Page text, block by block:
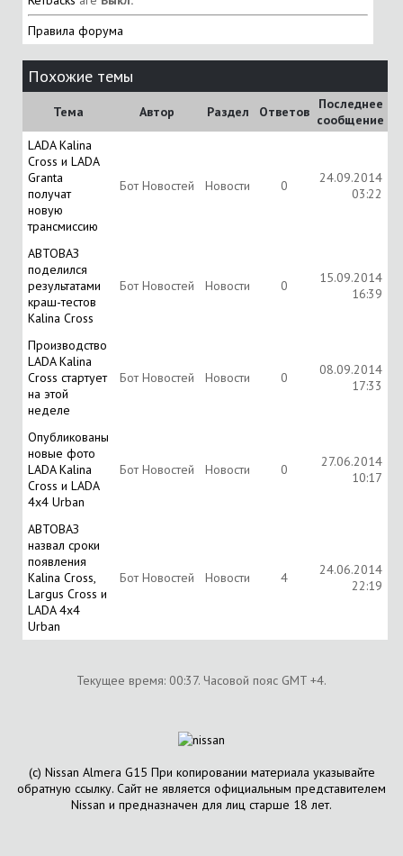
Правила форума
Похожие темы
Тема Автор Раздел Ответов
Последнее
сообщение
LADA Kalina
Cross и LADA
Granta
получат
новую
трансмиссию
Бот Новостей Новости 0
24.09.2014
03:22
АВТОВАЗ
поделился
результатами
краш-тестов
Kalina Cross
Бот Новостей Новости 0
15.09.2014
16:39
Производство
LADA Kalina
Cross стартует
на этой
неделе
Бот Новостей Новости 0
08.09.2014
17:33
Опубликованы
новые фото
LADA Kalina
Cross и LADA
4x4 Urban
Бот Новостей Новости 0
27.06.2014
10:17
АВТОВАЗ
назвал сроки
появления
Kalina Cross,
Largus Cross и
LADA 4x4
Urban
Бот Новостей Новости 4
24.06.2014
22:19
Текущее время: 00:37. Часовой пояс GMT +4.
(с) Nissan Almera G15 При копировании материала указывайте
обратную ссылку. Сайт не является официальным представителем
Nissan и предназначен для лиц старше 18 лет.